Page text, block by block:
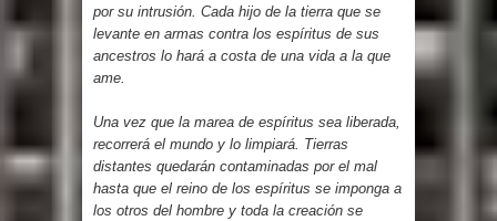
por su intrusión. Cada hijo de la tierra que se
levante en armas contra los espíritus de sus
ancestros lo hará a costa de una vida a la que
ame.
Una vez que la marea de espíritus sea liberada,
recorrerá el mundo y lo limpiará. Tierras
distantes quedarán contaminadas por el mal
hasta que el reino de los espíritus se imponga a
los otros del hombre y toda la creación se